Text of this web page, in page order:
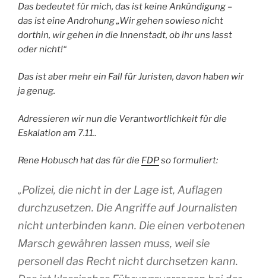
Das bedeutet für mich, das ist keine Ankündigung –
das ist eine Androhung „Wir gehen sowieso nicht
dorthin, wir gehen in die Innenstadt, ob ihr uns lasst
oder nicht!“
Das ist aber mehr ein Fall für Juristen, davon haben wir
ja genug.
Adressieren wir nun die Verantwortlichkeit für die
Eskalation am 7.11..
Rene Hobusch hat das für die FDPso formuliert:
„Polizei, die nicht in der Lage ist, Auflagen
durchzusetzen. Die Angriffe auf Journalisten
nicht unterbinden kann. Die einen verbotenen
Marsch gewähren lassen muss, weil sie
personell das Recht nicht durchsetzen kann.